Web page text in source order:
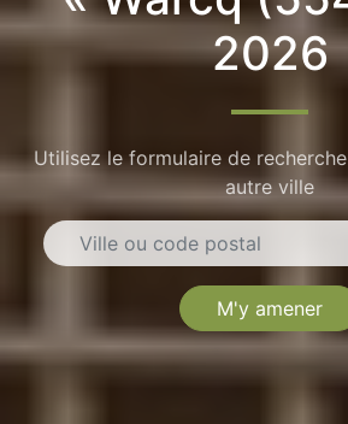
2026
Utilisez le formulaire de
autre ville
M'y amener